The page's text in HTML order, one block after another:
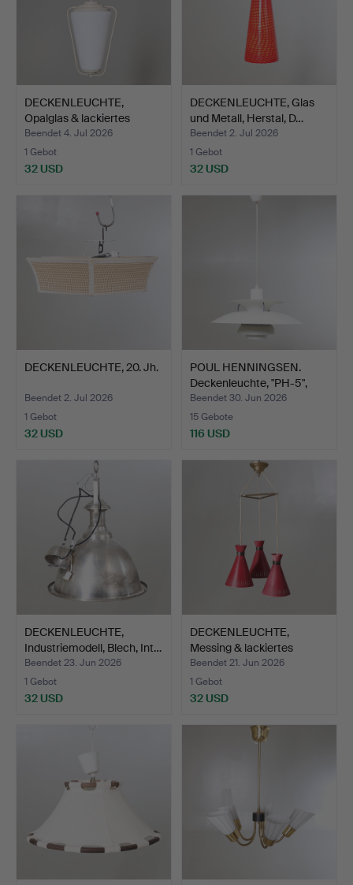
DECKENLEUCHTE,
Opalglas & lackiertes
Metal…
Beendet 4. Jul 2026
1 Gebot
32 USD
DECKENLEUCHTE, Glas
und Metall, Herstal, D…
Beendet 2. Jul 2026
1 Gebot
32 USD
DECKENLEUCHTE, 20. Jh.
Beendet 2. Jul 2026
1 Gebot
32 USD
POUL HENNINGSEN.
Deckenleuchte, "PH-5",
Lo…
Beendet 30. Jun 2026
15 Gebote
116 USD
DECKENLEUCHTE,
Industriemodell, Blech, Int…
Beendet 23. Jun 2026
1 Gebot
32 USD
DECKENLEUCHTE,
Messing & lackiertes
Metall…
Beendet 21. Jun 2026
1 Gebot
32 USD